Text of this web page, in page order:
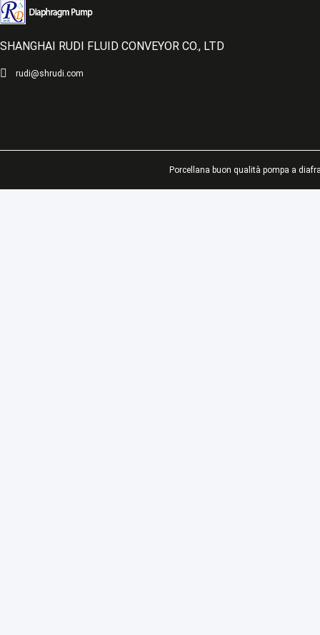
SHANGHAI RUDI FLUID CONVEYOR CO., LTD
rudi@shrudi.com
Porcellana buon qualità pompa a